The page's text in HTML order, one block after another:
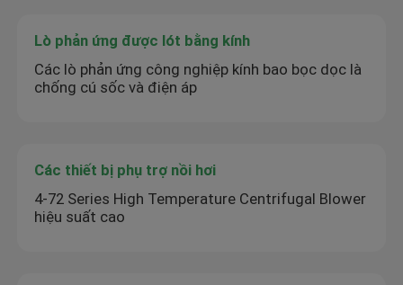
Lò phản ứng được lót bằng kính
Các lò phản ứng công nghiệp kính bao bọc dọc là
chống cú sốc và điện áp
Các thiết bị phụ trợ nồi hơi
4-72 Series High Temperature Centrifugal Blower
hiệu suất cao